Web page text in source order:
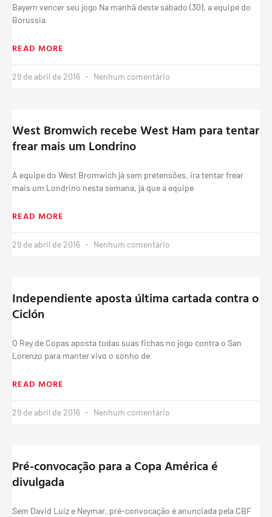
Bayern vencer seu jogo Na manhã deste sábado (30), a equipe do
Borussia
READ MORE
29 de abril de 2016 Nenhum comentário
West Bromwich recebe West Ham para tentar
frear mais um Londrino
A equipe do West Bromwich já sem pretensões, ira tentar frear
mais um Londrino nesta semana, já que a equipe
READ MORE
29 de abril de 2016 Nenhum comentário
Independiente aposta última cartada contra o
Ciclón
O Rey de Copas aposta todas suas fichas no jogo contra o San
Lorenzo para manter vivo o sonho de
READ MORE
29 de abril de 2016 Nenhum comentário
Pré-convocação para a Copa América é
divulgada
Sem David Luiz e Neymar, pré-convocação é anunciada pela CBF